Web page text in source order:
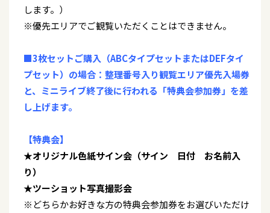
します。）
※優先エリアでご観覧いただくことはできません。
■3枚セットご購入（ABCタイプセットまたはDEFタイ
プセット）の場合：整理番号入り観覧エリア優先入場券
と、ミニライブ終了後に行われる「特典会参加券」を差
し上げます。
【特典会】
★オリジナル色紙サイン会（サイン 日付 お名前入
り）
★ツーショット写真撮影会
※どちらかお好きな方の特典会参加券をお選びいただけ